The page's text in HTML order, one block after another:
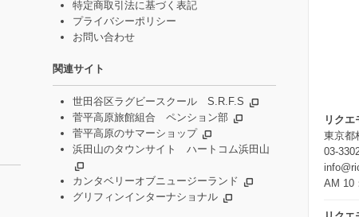
特定商取引法に基づく表記
プライバシーポリシー
お問い合わせ
関連サイト
世田谷区ラグビースクール S.R.F.S
菅平高原旅館組合 ペンション部
菅平高原のサマーショップ
浜田山のタウンサイト ハートコム浜田山
カンタベリーオブニュージーランド
グリフィンインターナショナル
リクエ
東京都
03-
AM 10